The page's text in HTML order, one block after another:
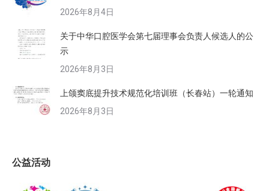
2026年8月4日
关于中华口腔医学会第七届理事会负责人候选人的公
示
2026年8月3日
上颌窦底提升技术规范化培训班（长春站）一轮通知
2026年8月3日
公益活动